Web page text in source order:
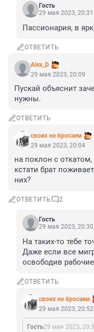
Гость
29 мая 2023, 20:31
Пассионария, в
ОТВЕТИТЬ
Alex_D
29 мая 2023, 20:09
Пускай объяснит
нужны.
ОТВЕТИТЬ
своих не бросаем
29 мая 2023, 20:04
на поклон с
кстати брат
них?
ОТВЕТИТЬ 2
Гость
29 мая 2023, 20:30
На таких-то тебе
Даже если все
освободив
ОТВЕТИТЬ
своих не бросаем
29 мая 2023, 20:52
Гость29 мая 2023,